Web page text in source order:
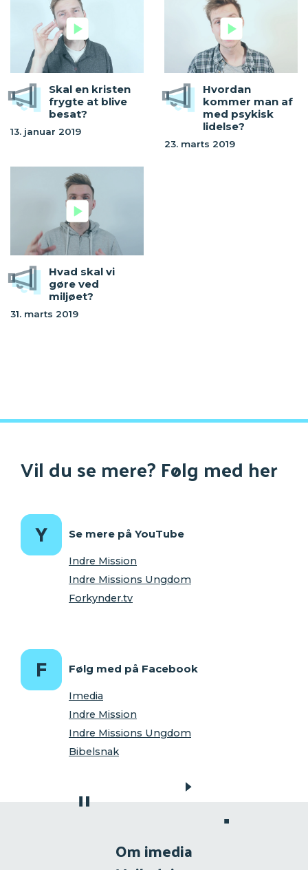
Skal en kristen
frygte at blive
besat?
13. januar 2019
Hvordan
kommer man af
med psykisk
lidelse?
23. marts 2019
Hvad skal vi
gøre ved
miljøet?
31. marts 2019
Vil du se mere? Følg med her
Se mere på YouTube
Indre Mission
Indre Missions Ungdom
Forkynder.tv
Følg med på Facebook
Imedia
Indre Mission
Indre Missions Ungdom
Bibelsnak
Om imedia